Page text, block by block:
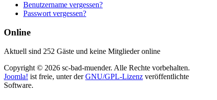
Benutzername vergessen?
Passwort vergessen?
Online
Aktuell sind 252 Gäste und keine Mitglieder online
Copyright © 2026 sc-bad-muender. Alle Rechte vorbehalten.
Joomla! ist freie, unter derGNU/GPL-Lizenz veröffentlichte
Software.